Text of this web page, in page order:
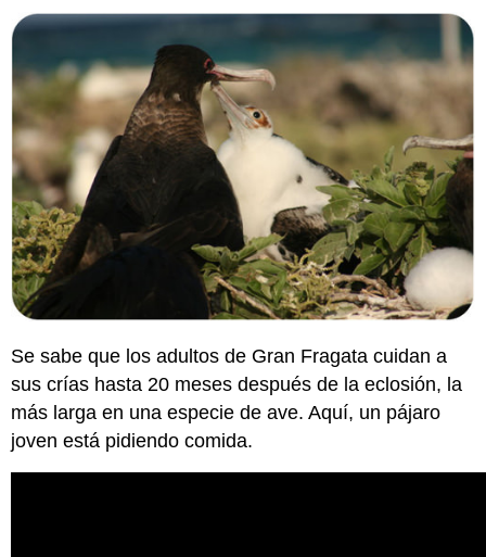
Se sabe que los adultos de Gran Fragata cuidan a
sus crías hasta 20 meses después de la eclosión, la
más larga en una especie de ave. Aquí, un pájaro
joven está pidiendo comida.